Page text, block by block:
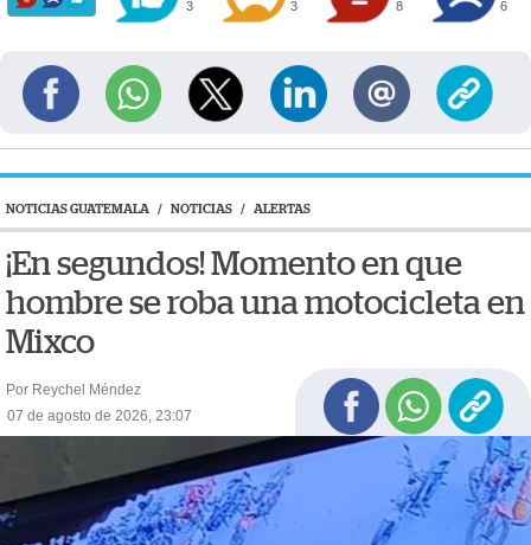
3 3 8 6
NOTICIAS GUATEMALA / NOTICIAS / ALERTAS
¡En segundos! Momento en que
hombre se roba una motocicleta en
Mixco
Por Reychel Méndez
07 de agosto de 2026, 23:07